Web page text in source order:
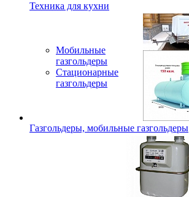
Техника для кухни
Мобильные
газгольдеры
Стационарные
газгольдеры
Газгольдеры, мобильные газгольдеры